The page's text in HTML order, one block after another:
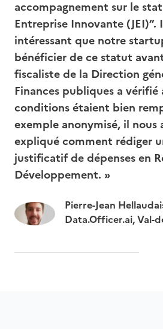
accompagnement sur le
Entreprise Innovante (JEI)”.
intéressant que notre
bénéficier de ce statut
fiscaliste de la Direction
Finances publiques a vérifié
conditions étaient bien
exemple anonymisé, il nous
expliqué comment rédiger
justificatif de dépenses en
Développement. »
Pierre-Jean
Data.Officer.ai, Val-